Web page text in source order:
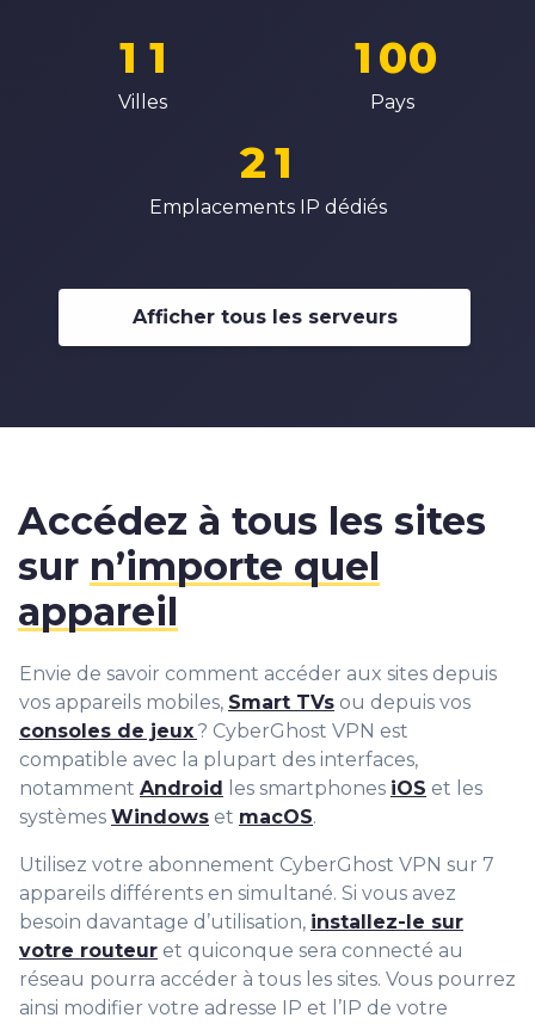
1
2
7
8
1
2
4
5
7
8
Villes
1
2
4
5
7
8
0
1
4
6
7
9
0
1
7
9
Pays
2
3
5
6
8
1
2
4
5
7
9
Emplacements IP dédiés
Afficher tous les serveurs
Accédez à tous les sites
sur n’importe quel
appareil
Envie de savoir comment accéder aux sites depuis
vos appareils mobiles, Smart TVs ou depuis vos
consoles de jeux? CyberGhost VPN est
compatible avec la plupart des interfaces,
notamment Android les smartphones iOS et les
systèmes Windows et macOS.
Utilisez votre abonnement CyberGhost VPN sur 7
appareils différents en simultané. Si vous avez
besoin davantage d’utilisation, installez-le sur
votre routeur et quiconque sera connecté au
réseau pourra accéder à tous les sites. Vous pourrez
ainsi modifier votre adresse IP et l’IP de votre